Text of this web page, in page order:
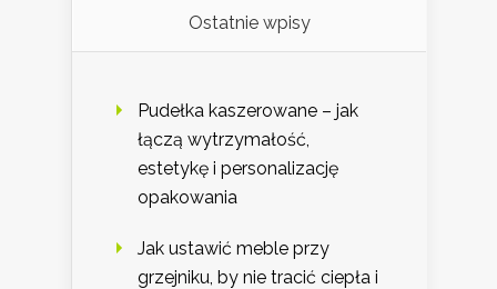
Ostatnie wpisy
Pudełka kaszerowane – jak
łączą wytrzymałość,
estetykę i personalizację
opakowania
Jak ustawić meble przy
grzejniku, by nie tracić ciepła i